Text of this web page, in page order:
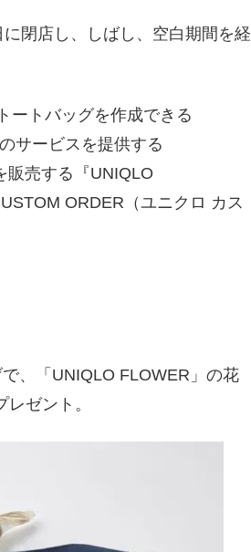
閉店し、しばし、空白期間を経
ートバッグを作成できる
サービスを提供する
販売する『UNIQLO
ORDER（ユニクロ カス
、「UNIQLO FLOWER」の花
ゼント。